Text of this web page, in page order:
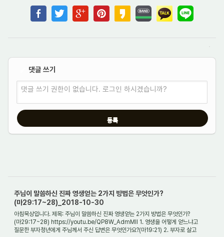
댓글 쓰기
댓글 쓰기 권한이 없습니다. 로그인 하시겠습니까?
주님이 말씀하신 진짜 영생얻는 2가지 방법은 무엇인가?
(마29:17~28)_2018-10-30
아침묵상입니다. 제목: 주님이 말씀하신 진짜 영생얻는 2가지 방법은 무엇인가?
(마29:17~28) https://youtu.be/QP8W_AdmMlI 1. 영생을 어떻게 얻느냐고
질문한 부자청년에게 주님께서 주신 답변은 무엇인가요?(마19:21) 2. 부자로 살고